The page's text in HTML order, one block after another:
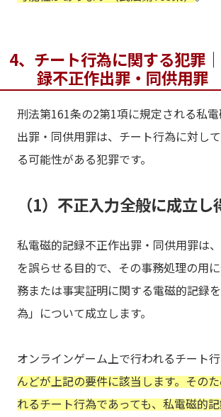
4、チート行為に関する犯罪
録不正作出罪・同供用罪
刑法第161条の2第1項に規定される私
出罪・同供用罪は、チート行為に対し
る可能性がある犯罪です。
（1）不正入力全般に成立し
私電磁的記録不正作出罪・同供用罪は
を誤らせる目的で、その事務処理の用
務または事実証明に関する電磁的記録
為」について成立します。
オンラインゲーム上で行われるチート行
んどが上記の要件に該当します。その
れるチート行為であっても、私電磁的